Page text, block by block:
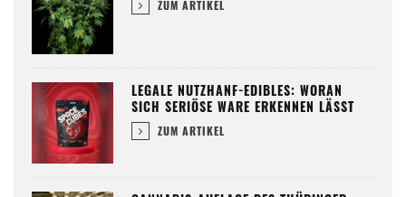
ZUM ARTIKEL
LEGALE NUTZHANF-EDIBLES: WORAN
SICH SERIÖSE WARE ERKENNEN LÄSST
ZUM ARTIKEL